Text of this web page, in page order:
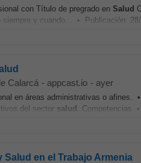
con Título de pregrado en Salud
siempre y cuando... • Publicación:
Calarcá - appcast.io - ayer
en áreas administrativas o afines.
del sector salud . Competencias
Salud en el Trabajo Armenia